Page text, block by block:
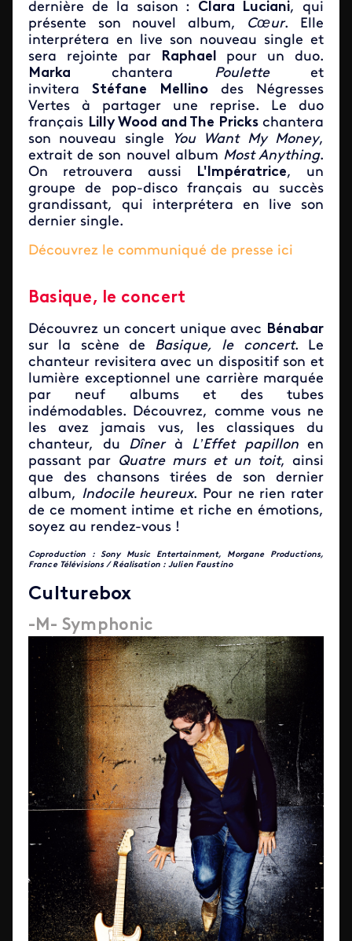
dernière de la saison : Clara Luciani, qui
présente son nouvel album, Cœur. Elle
interprétera en live son nouveau single et
sera rejointe par
Raphael pour un duo.
Marka chantera Pouletteet
inviteraStéfane Mellinodes Négresses
Vertes à partager une reprise. Le duo
français Lilly Wood and The Prickschantera
son nouveau single
You Want My Money,
extrait de son nouvel album Most Anything.
On retrouvera aussi
L'Impératrice, un
groupe de pop-disco français au succès
grandissant, qui interprétera en live son
dernier single.
Découvrez le communiqué de presse ici
Basique, le concert
Découvrez un concert unique avec Bénabar
sur la scène de Basique, le concert. Le
chanteur revisitera avec un dispositif son et
lumière exceptionnel une carrière marquée
par neuf albums et des tubes
indémodables. Découvrez, comme vous ne
les avez jamais vus, les classiques du
chanteur, du Dînerà L’Effet papillon en
passant par Quatre murs et un toit, ainsi
que des chansons tirées de son dernier
album, Indocile heureux. Pour ne rien rater
de ce moment intime et riche en émotions,
soyez au rendez-vous !
Coproduction : Sony Music Entertainment, Morgane Productions,
France Télévisions / Réalisation : Julien Faustino
Culturebox
-M- Symphonic